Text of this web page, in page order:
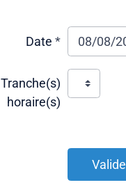
Date
Tranche(s)
horaire(s)